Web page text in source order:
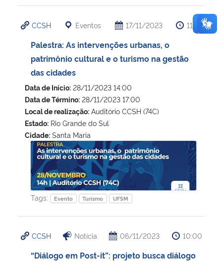
CCSH Eventos 17/11/2023 11:29
Palestra: As intervenções urbanas, o
patrimônio cultural e o turismo na gestão
das cidades
Data de Início: 28/11/2023 14:00
Data de Término: 28/11/2023 17:00
Local de realização: Auditório CCSH (74C)
Estado: Rio Grande do Sul
Cidade: Santa Maria
Palestra: As intervenções urbanas, o patrimônio cultural e
Tags: Evento Turismo UFSM
CCSH Notícia 06/11/2023 10:00
“Diálogo em Post-it”: projeto busca diálogo